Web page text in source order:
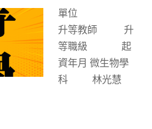
單位
升等教師 升
等職級 起
資年月 微生物學
科 林光慧